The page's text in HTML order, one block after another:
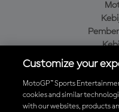
Unduh
Customize your
MotoGP™ Sports
cookies and similar
with our websites, products